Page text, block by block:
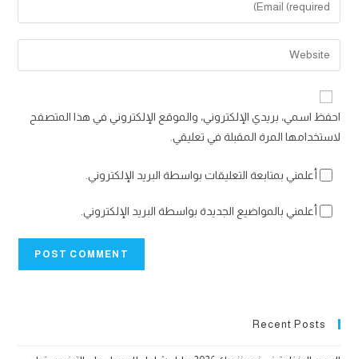
comment
your
email
address
comment
Enter
your
website
احفظ اسمي، بريدي الإلكتروني، والموقع الإلكتروني في هذا المتصفح
لاستخدامها المرة المقبلة في تعليقي.
أعلمني بمتابعة التعليقات بواسطة البريد الإلكتروني.
أعلمني بالمواضيع الجديدة بواسطة البريد الإلكتروني.
Recent Posts